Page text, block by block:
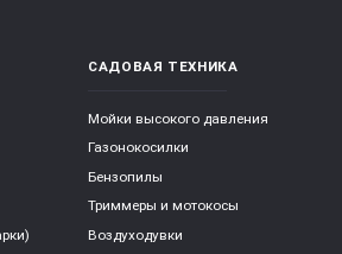
САДОВАЯ ТЕХНИКА
Мойки высокого давления
Газонокосилки
Бензопилы
Триммеры и мотокосы
Воздуходувки